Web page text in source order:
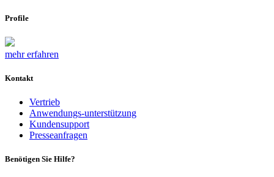
Profile
mehr erfahren
Kontakt
Vertrieb
Anwendungs-unterstützung
Kundensupport
Presseanfragen
Benötigen Sie Hilfe?